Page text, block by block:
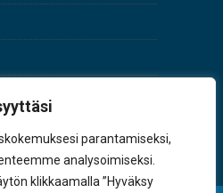
parantamiseksi,
analysoimiseksi.
klikkaamalla ”Hyväksy